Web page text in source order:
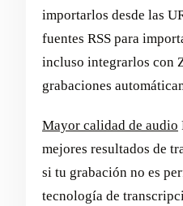
importarlos desde las
fuentes RSS para
incluso integrarlos con
grabaciones
Mayor calidad de audio
mejores resultados de
si tu grabación no es
tecnología de